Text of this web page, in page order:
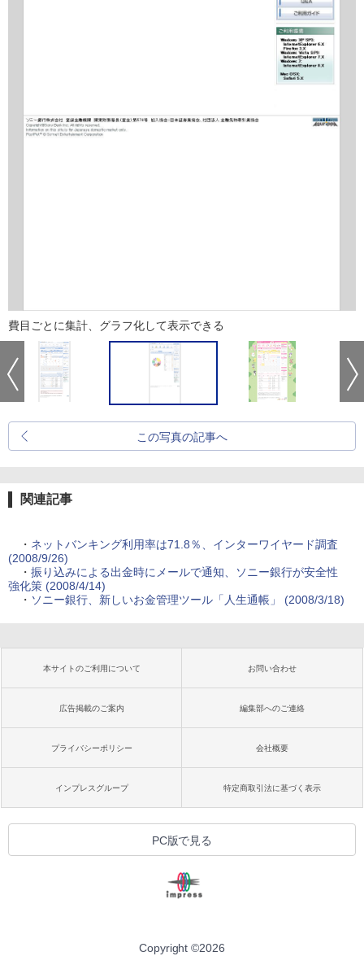
費目ごとに集計、グラフ化して表示できる
この写真の記事へ
関連記事
・ ネットバンキング利用率は71.8％、インターワイヤード調査
(2008/9/26)
・ 振り込みによる出金時にメールで通知、ソニー銀行が安全性
強化策 (2008/4/14)
・ ソニー銀行、新しいお金管理ツール「人生通帳」 (2008/3/18)
本サイトのご利用について お問い合わせ
広告掲載のご案内 編集部へのご連絡
プライバシーポリシー 会社概要
インプレスグループ 特定商取引法に基づく表示
PC版で見る
Copyright ©2026